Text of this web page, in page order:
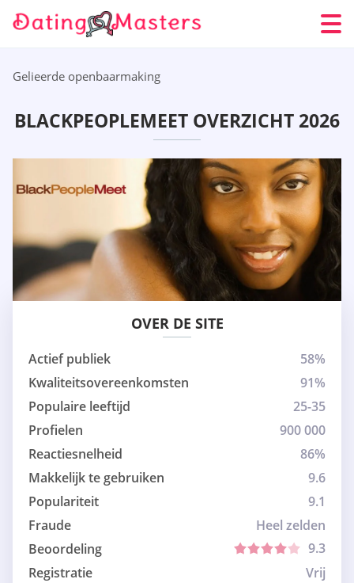
Gelieerde openbaarmaking
BLACKPEOPLEMEET OVERZICHT 2026
OVER DE SITE
Actief publiek
58%
Kwaliteitsovereenkomsten
91%
Populaire leeftijd
25-35
Profielen
900 000
Reactiesnelheid
86%
Makkelijk te gebruiken
9.6
Populariteit
9.1
Fraude
Heel zelden
Beoordeling
9.3
Registratie
Vrij